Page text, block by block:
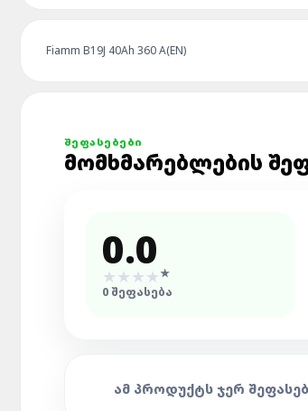
Fiamm B19J 40Ah 360 A(EN)
ᲨᲔᲤᲐᲡᲔᲑᲔᲑᲘ
ᲛᲝᲛᲮᲛᲐᲠᲔᲑᲚᲔᲑᲘᲡ
0.0
★★★★★
0ᲨᲔᲤᲐᲡᲔᲑᲐ
ᲐᲛ ᲞᲠᲝᲓᲣᲥᲢᲡ ᲯᲔᲠ